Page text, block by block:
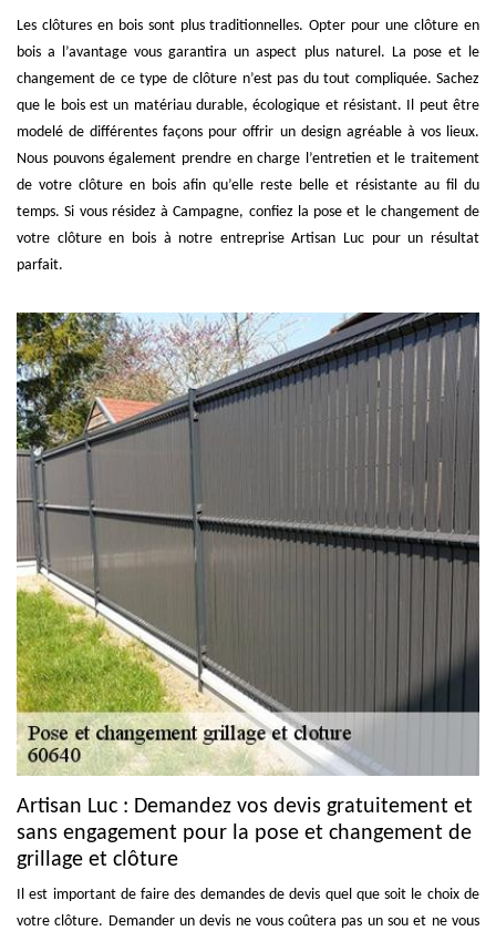
Les clôtures en bois sont plus traditionnelles. Opter pour une clôture en
bois a l’avantage vous garantira un aspect plus naturel. La pose et le
changement de ce type de clôture n’est pas du tout compliquée. Sachez
que le bois est un matériau durable, écologique et résistant. Il peut être
modelé de différentes façons pour offrir un design agréable à vos lieux.
Nous pouvons également prendre en charge l’entretien et le traitement
de votre clôture en bois afin qu’elle reste belle et résistante au fil du
temps. Si vous résidez à Campagne, confiez la pose et le changement de
votre clôture en bois à notre entreprise Artisan Luc pour un résultat
parfait.
Artisan Luc : Demandez vos devis gratuitement et
sans engagement pour la pose et changement de
grillage et clôture
Il est important de faire des demandes de devis quel que soit le choix de
votre clôture. Demander un devis ne vous coûtera pas un sou et ne vous